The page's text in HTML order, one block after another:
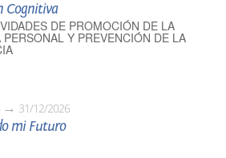
Cognitiva
DE PROMOCIÓN DE LA
Y PREVENCIÓN DE LA
31/12/2026
mi Futuro